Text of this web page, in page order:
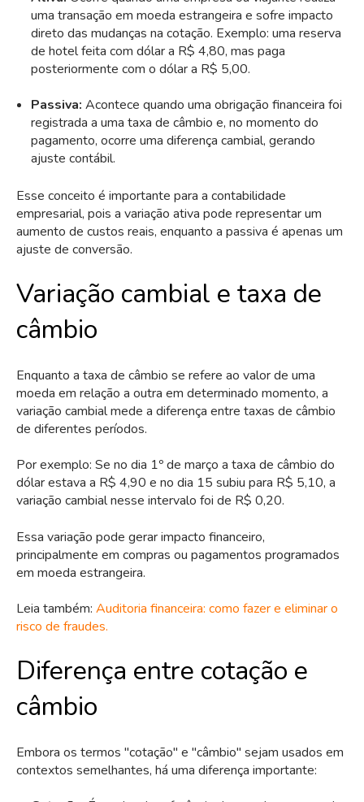
uma transação em moeda estrangeira e sofre impacto
direto das mudanças na cotação. Exemplo: uma reserva
de hotel feita com dólar a R$ 4,80, mas paga
posteriormente com o dólar a R$ 5,00.
Passiva: Acontece quando uma obrigação financeira foi
registrada a uma taxa de câmbio e, no momento do
pagamento, ocorre uma diferença cambial, gerando
ajuste contábil.
Esse conceito é importante para a contabilidade
empresarial, pois a variação ativa pode representar um
aumento de custos reais, enquanto a passiva é apenas um
ajuste de conversão.
Variação cambial e taxa de
câmbio
Enquanto a taxa de câmbio se refere ao valor de uma
moeda em relação a outra em determinado momento, a
variação cambial mede a diferença entre taxas de câmbio
de diferentes períodos.
Por exemplo: Se no dia 1º de março a taxa de câmbio do
dólar estava a R$ 4,90 e no dia 15 subiu para R$ 5,10, a
variação cambial nesse intervalo foi de R$ 0,20.
Essa variação pode gerar impacto financeiro,
principalmente em compras ou pagamentos programados
em moeda estrangeira.
Leia também: Auditoria financeira: como fazer e eliminar o
risco de fraudes.
Diferença entre cotação e
câmbio
Embora os termos "cotação" e "câmbio" sejam usados em
contextos semelhantes, há uma diferença importante: